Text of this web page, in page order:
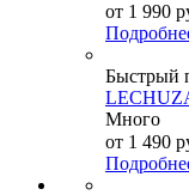
от 1 990
Быстрый
Много
от 1 490